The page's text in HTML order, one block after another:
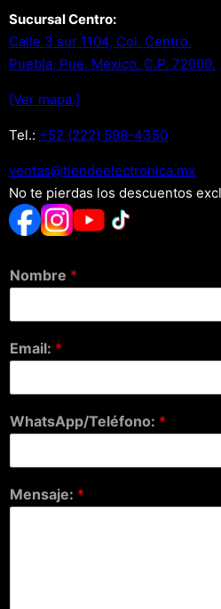
Sucursal Centro:
Calle 3 sur 1104, Col. Centro.
Puebla, Pue. Mexico. C.P. 72000.
[Ver mapa.]
Tel.: +52 (222) 598-4350
xm.acinortceleedneit@satnev
No te pierdas los descuentos
Nombre *
Email: *
WhatsApp/Teléfono: *
Mensaje: *